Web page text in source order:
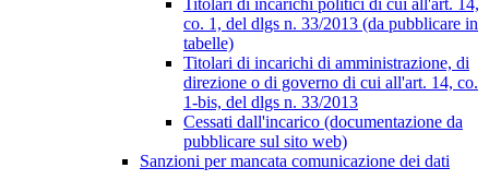
Titolari di incarichi politici di cui all'art. 14,
co. 1, del dlgs n. 33/2013 (da pubblicare in
tabelle)
Titolari di incarichi di amministrazione, di
direzione o di governo di cui all'art. 14, co.
1-bis, del dlgs n. 33/2013
Cessati dall'incarico (documentazione da
pubblicare sul sito web)
Sanzioni per mancata comunicazione dei dati